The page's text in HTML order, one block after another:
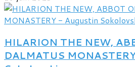
HILARION THE NEW,
DALMATUS